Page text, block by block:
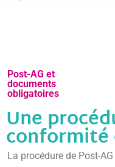
Post-AG et
documents
obligatoires
Une
conformité
La procédure de Post-